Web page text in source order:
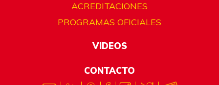
ACREDITACIONES
PROGRAMAS OFICIALES
VIDEOS
CONTACTO